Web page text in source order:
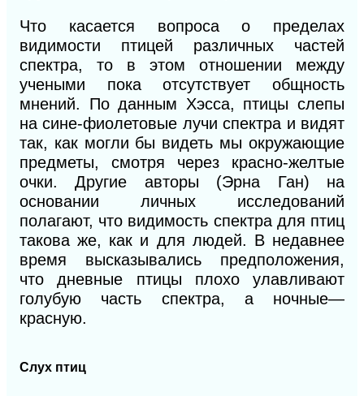
Что касается вопроса о пределах
видимости птицей различных частей
спектра, то в этом отношении между
учеными пока отсутствует общность
мнений. По данным Хэсса, птицы слепы
на сине-фиолетовые лучи спектра и видят
так, как могли бы видеть мы окружающие
предметы, смотря через красно-желтые
очки. Другие авторы (Эрна Ган) на
основании личных исследований
полагают, что видимость спектра для птиц
такова же, как и для людей. В недавнее
время высказывались предположения,
что дневные птицы плохо улавливают
голубую часть спектра, а ночные—
красную.
Слух птиц